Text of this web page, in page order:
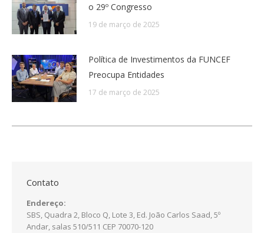
o 29º Congresso
19 de março de 2025
Política de Investimentos da FUNCEF
Preocupa Entidades
17 de março de 2025
Contato
Endereço:
SBS, Quadra 2, Bloco Q, Lote 3, Ed. João Carlos Saad, 5º
Andar, salas 510/511 CEP 70070-120